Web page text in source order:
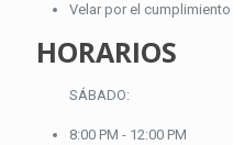
Velar por el
HORARIOS
SÁBADO:
8:00 PM - 12:00 PM